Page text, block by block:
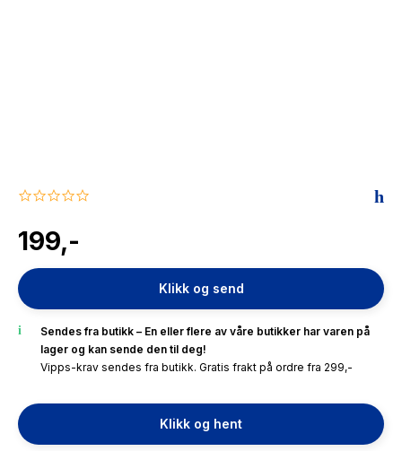
0.0
rating
199,-
Klikk og send
Sendes fra butikk – En eller flere av våre butikker har varen på
lager og kan sende den til deg!
Vipps-krav sendes fra butikk. Gratis frakt på ordre fra 299,-
Klikk og hent